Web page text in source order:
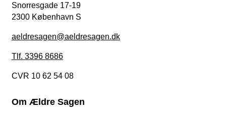
Snorresgade 17-19
2300 København S
aeldresagen@aeldresagen.dk
Tlf. 3396 8686
CVR 10 62 54 08
Om Ældre Sagen